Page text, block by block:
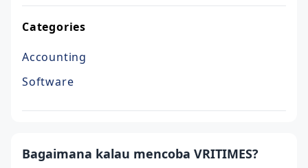
Categories
Accounting
Software
Bagaimana kalau mencoba VRITIMES?